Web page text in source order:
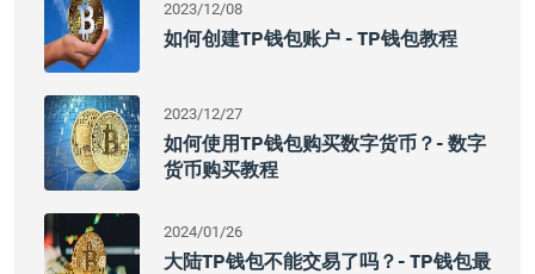
2023/12/08
如何创建TP钱包账户 - TP钱包教程
2023/12/27
如何使用TP钱包购买数字货币？- 数字
货币购买教程
2024/01/26
大陆TP钱包不能交易了吗？- TP钱包最